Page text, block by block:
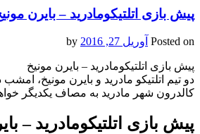
پیش بازی اتلتیکومادرید – بایرن
Posted on آوریل 27, 2016
پیش بازی اتلتیکومادرید – بایرن مونیخ
دو تیم اتلتیکو مادرید و بایرن مونیخ،
کالدرون شهر مادرید به مصاف یکدیگر
پیش بازی اتلتیکومادرید –